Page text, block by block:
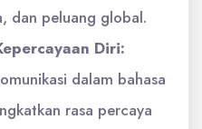
dan peluang global.
Diri:
dalam bahasa
rasa percaya